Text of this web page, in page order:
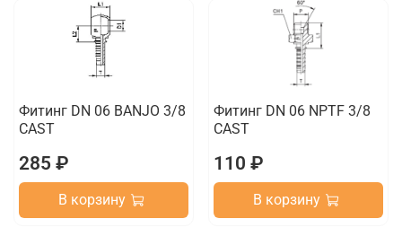
Фитинг DN 06 BANJO 3/8
CAST
285 ₽
В корзину
Фитинг DN 06 NPTF 3/8
CAST
110 ₽
В корзину